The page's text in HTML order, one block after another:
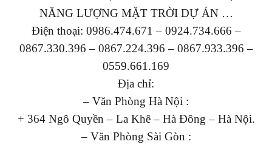
NĂNG LƯỢNG MẶT TRỜI DỰ ÁN …
Điện thoại: 0986.474.671 – 0924.734.666 –
0867.330.396 – 0867.224.396 – 0867.933.396 –
0559.661.169
Địa chỉ:
– Văn Phòng Hà Nội :
+ 364 Ngô Quyền – La Khê – Hà Đông – Hà Nội.
– Văn Phòng Sài Gòn :